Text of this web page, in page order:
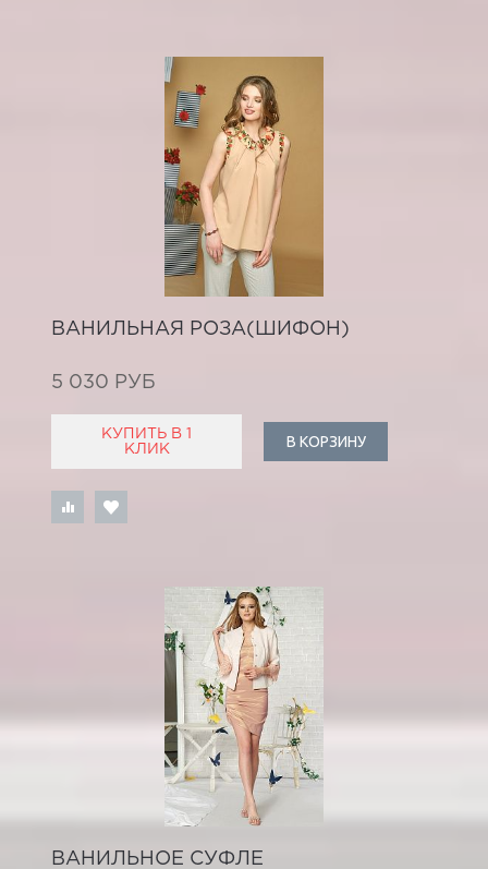
ВАНИЛЬНАЯ РОЗА(ШИФОН)
5 030 РУБ
КУПИТЬ В 1
КЛИК
В КОРЗИНУ
ВАНИЛЬНОЕ СУФЛЕ